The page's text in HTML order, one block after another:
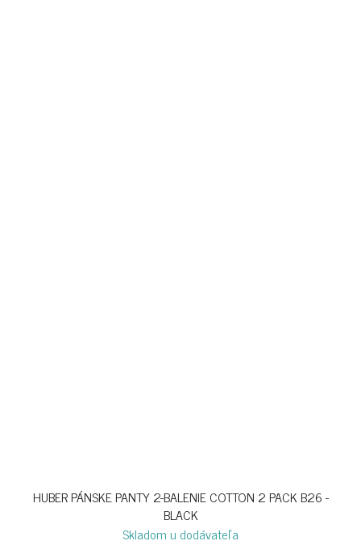
HUBER PÁNSKE PANTY 2-BALENIE COTTON 2 PACK B26 -
BLACK
Skladom u dodávateľa